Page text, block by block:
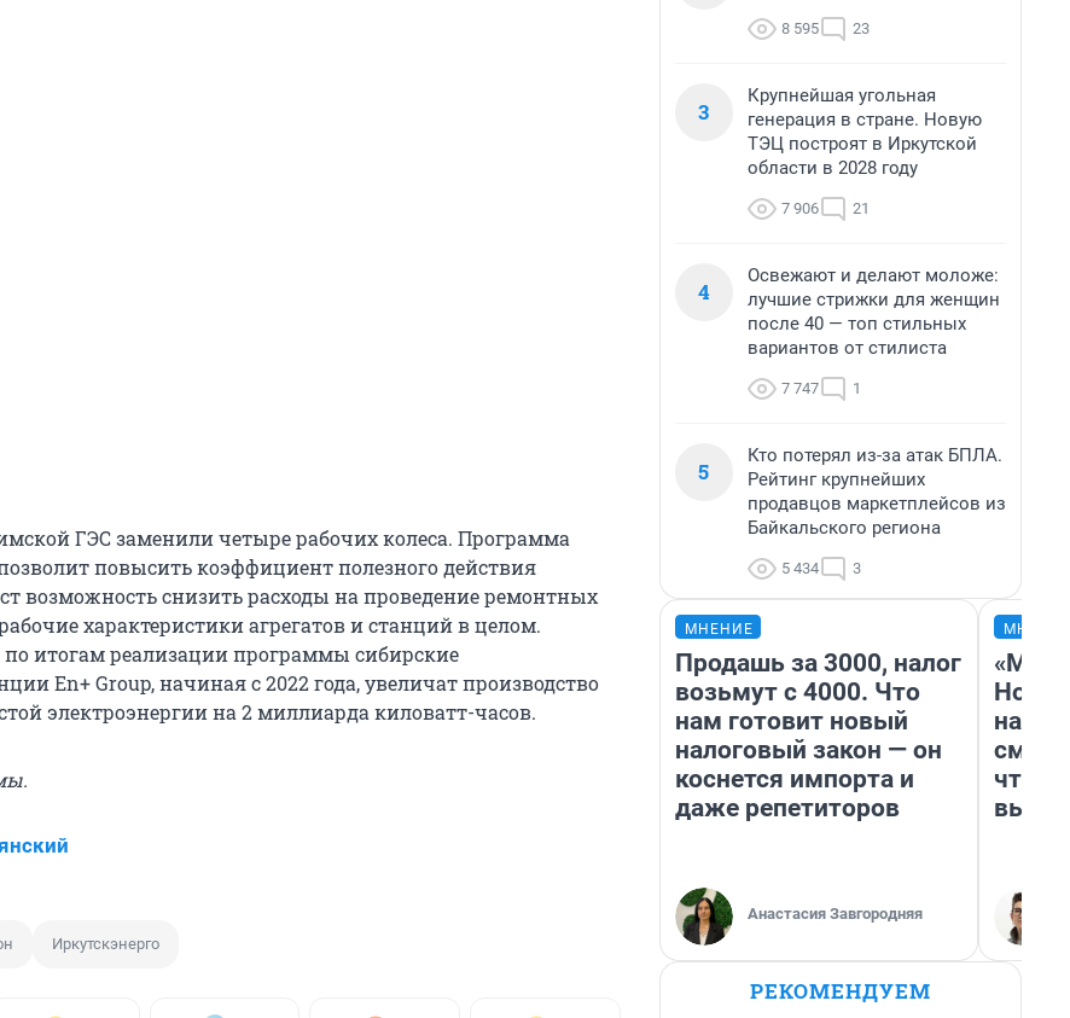
ГЭС заменили четыре рабочих колеса. Программа
повысить коэффициент полезного действия
возможность снизить расходы на проведение ремонтных
характеристики агрегатов и станций в целом.
по итогам реализации программы сибирские
En+ Group, начиная с 2022 года, увеличат производство
электроэнергии на 2 миллиарда киловатт-часов.
Иркутскэнерго
8 595 23
3
Крупнейшая угольная
генерация в стране. Новую
ТЭЦ построят в Иркутской
области в 2028 году
7 906 21
4
Освежают и делают моложе:
лучшие стрижки для женщин
после 40 — топ стильных
вариантов от стилиста
7 747 1
5
Кто потерял из-за атак БПЛА.
Рейтинг крупнейших
продавцов маркетплейсов из
Байкальского региона
5 434 3
МНЕНИЕ
Продашь за 3000, налог
возьмут с 4000. Что
нам готовит новый
налоговый закон — он
коснется импорта и
даже репетиторов
Анастасия Завгородняя
«Мы
РЕКОМЕНДУЕМ